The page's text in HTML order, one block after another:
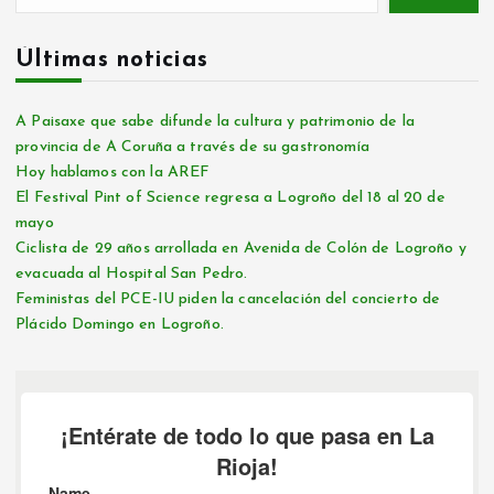
Últimas noticias
A Paisaxe que sabe difunde la cultura y patrimonio de la
provincia de A Coruña a través de su gastronomía
Hoy hablamos con la AREF
El Festival Pint of Science regresa a Logroño del 18 al 20 de
mayo
Ciclista de 29 años arrollada en Avenida de Colón de Logroño y
evacuada al Hospital San Pedro.
Feministas del PCE-IU piden la cancelación del concierto de
Plácido Domingo en Logroño.